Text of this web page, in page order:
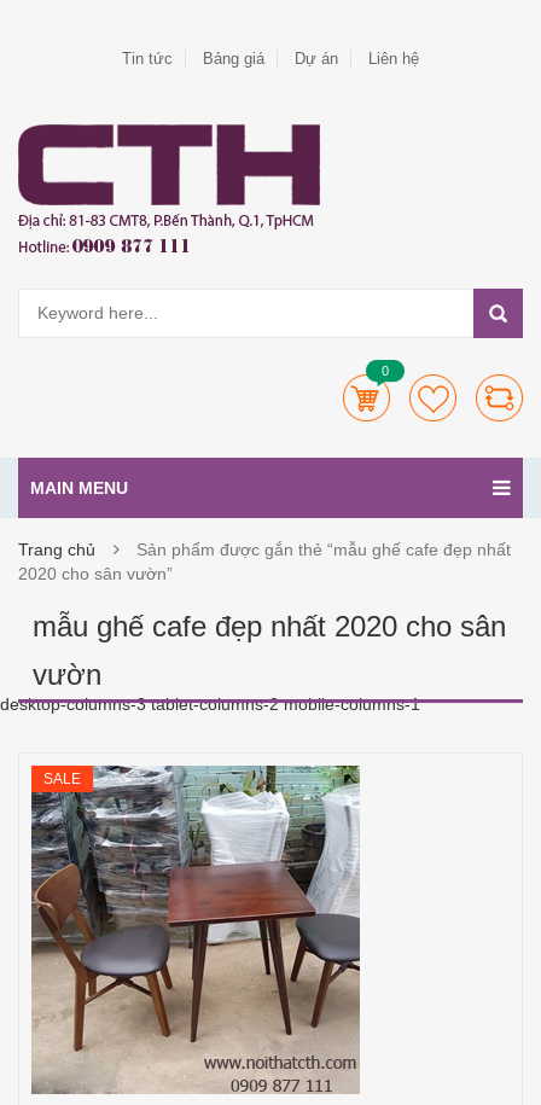
Tin tức Bảng giá Dự án Liên hệ
0
MAIN MENU
Trang chủ
Sản phẩm được gắn thẻ “mẫu ghế cafe đẹp nhất
2020 cho sân vườn”
mẫu ghế cafe đẹp nhất 2020 cho sân
vườn
desktop-columns-3 tablet-columns-2 mobile-columns-1
SALE